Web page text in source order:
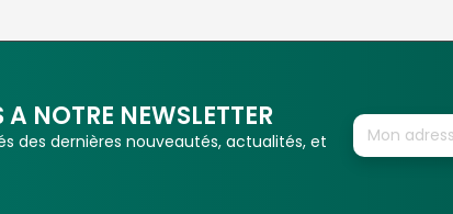
NOTRE NEWSLETTER
des dernières nouveautés, actualités, et